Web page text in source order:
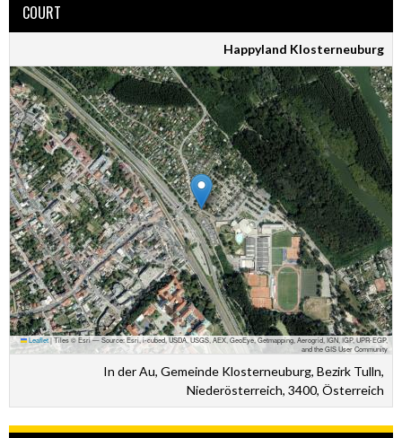
COURT
Happyland Klosterneuburg
Leaflet|Tiles © Esri — Source: Esri, i-cubed, USDA, USGS, AEX, GeoEye, Getmapping, Aerogrid, IGN, IGP, UPR-EGP,
and the GIS User Community
In der Au, Gemeinde Klosterneuburg, Bezirk Tulln,
Niederösterreich, 3400, Österreich